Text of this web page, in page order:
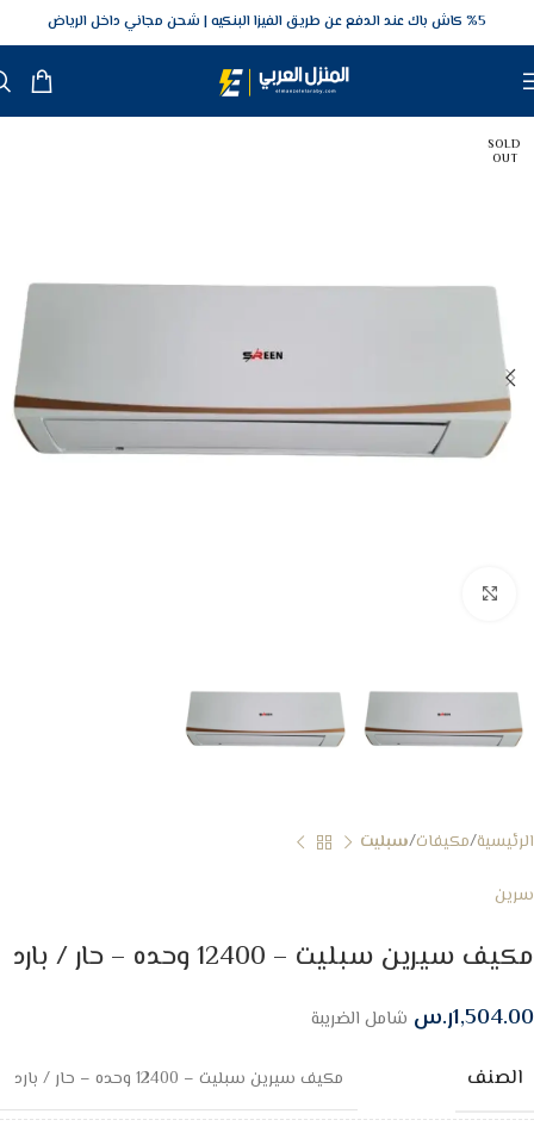
5‎% كاش باك عند الدفع عن طريق الفيزا البنكيه شحن مجاني داخل الرياض
SOLD
OUT
الرئيسية مكيفات سبليت
سرين
مكيف سيرين سبليت – 12400 وحده – حار / بارد
1,504.00ر.س شامل الضريبة
الصنف مكيف سيرين سبليت – 12400 وحده – حار / بارد